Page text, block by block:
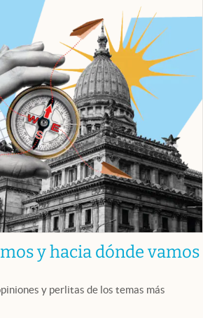
y hacia dónde vamos
y perlitas de los temas más